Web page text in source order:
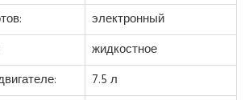
электронный
жидкостное
7.5 л